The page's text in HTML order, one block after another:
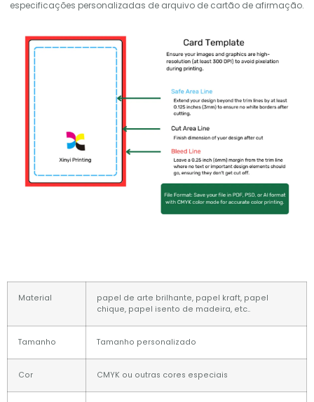
especificações personalizadas de arquivo de cartão de afirmação.
Material
papel de arte brilhante, papel kraft, papel
chique, papel isento de madeira, etc..
Tamanho Tamanho personalizado
Cor CMYK ou outras cores especiais